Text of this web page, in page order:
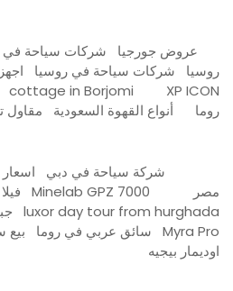
عروض جورجيا شركات سياحة في
روسيا
شركات سياحة في روسيا
cottage in Borjomi
XP ICON
روما
أنواع القهوة السعودية مقاول
شركة سياحة في دبي
مصر
Minelab GPZ 7000
luxor day tour from hurghada
Myra Pro
سائق عربي في روما بيع
اوديمار بيجيه